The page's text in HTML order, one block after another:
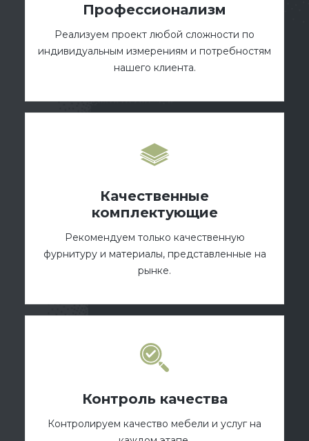
Профессионализм
Реализуем проект любой сложности по
индивидуальным измерениям и потребностям
нашего клиента.
Качественные
комплектующие
Рекомендуем только качественную
фурнитуру и материалы, представленные на
рынке.
Контроль качества
Контролируем качество мебели и услуг на